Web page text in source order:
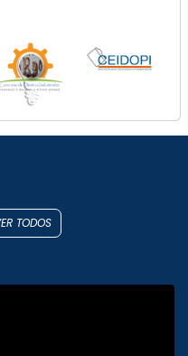
TODOS